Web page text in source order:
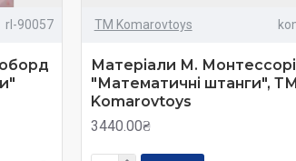
купити Монтессорі матеріали математика
найкращий помічник у світі цифр та знаків з
rl-90057 ТМ Komarovtoys
Матеріали М. Монтессорі
"Математичні штанги", ТМ
Komarovtoys
3440.00₴